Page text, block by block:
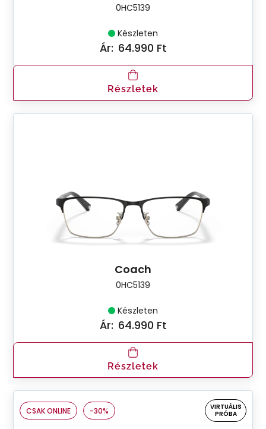
0HC5139
Készleten
Ár: 64.990 Ft
Részletek
Coach
0HC5139
Készleten
Ár: 64.990 Ft
Részletek
CSAK ONLINE -30%
VIRTUÁLIS
PRÓBA